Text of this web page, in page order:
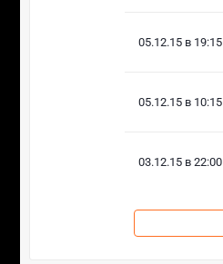
05.12.15 в 19:15
05.12.15 в 10:15
03.12.15 в 22:00